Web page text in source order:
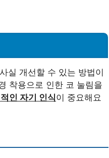
실 개선할 수 있는 방법이
착용으로 인한 코 눌림을
인 자기 인식이 중요해요